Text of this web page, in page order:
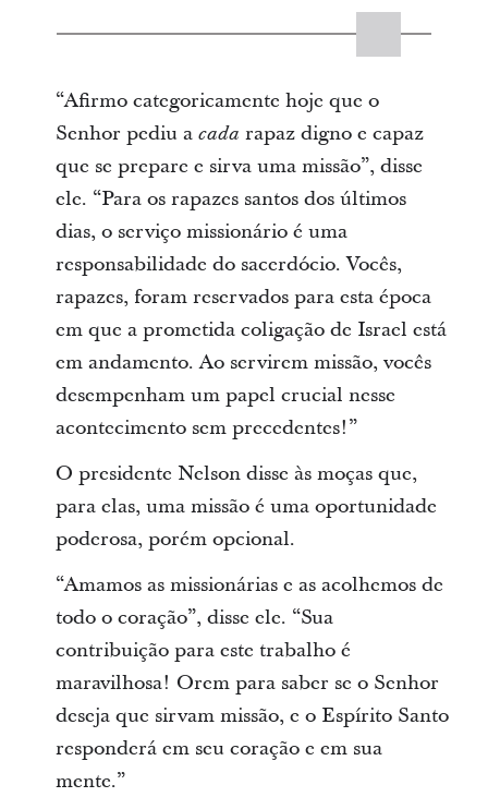
“Afirmo categoricamente hoje que o
Senhor pediu a cada rapaz digno e capaz
que se prepare e sirva uma missão”, disse
ele. “Para os rapazes santos dos últimos
dias, o serviço missionário é uma
responsabilidade do sacerdócio. Vocês,
rapazes, foram reservados para esta época
em que a prometida coligação de Israel está
em andamento. Ao servirem missão, vocês
desempenham um papel crucial nesse
acontecimento sem precedentes!”
O presidente Nelson disse às moças que,
para elas, uma missão é uma oportunidade
poderosa, porém opcional.
“Amamos as missionárias e as acolhemos de
todo o coração”, disse ele. “Sua
contribuição para este trabalho é
maravilhosa! Orem para saber se o Senhor
deseja que sirvam missão, e o Espírito Santo
responderá em seu coração e em sua
mente.”